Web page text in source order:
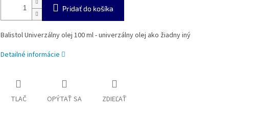
Pridať do košíka
Balistol Univerzálny olej 100 ml - univerzálny olej ako žiadny iný
Detailné informácie
TLAČ OPÝTAŤ SA ZDIEĽAŤ